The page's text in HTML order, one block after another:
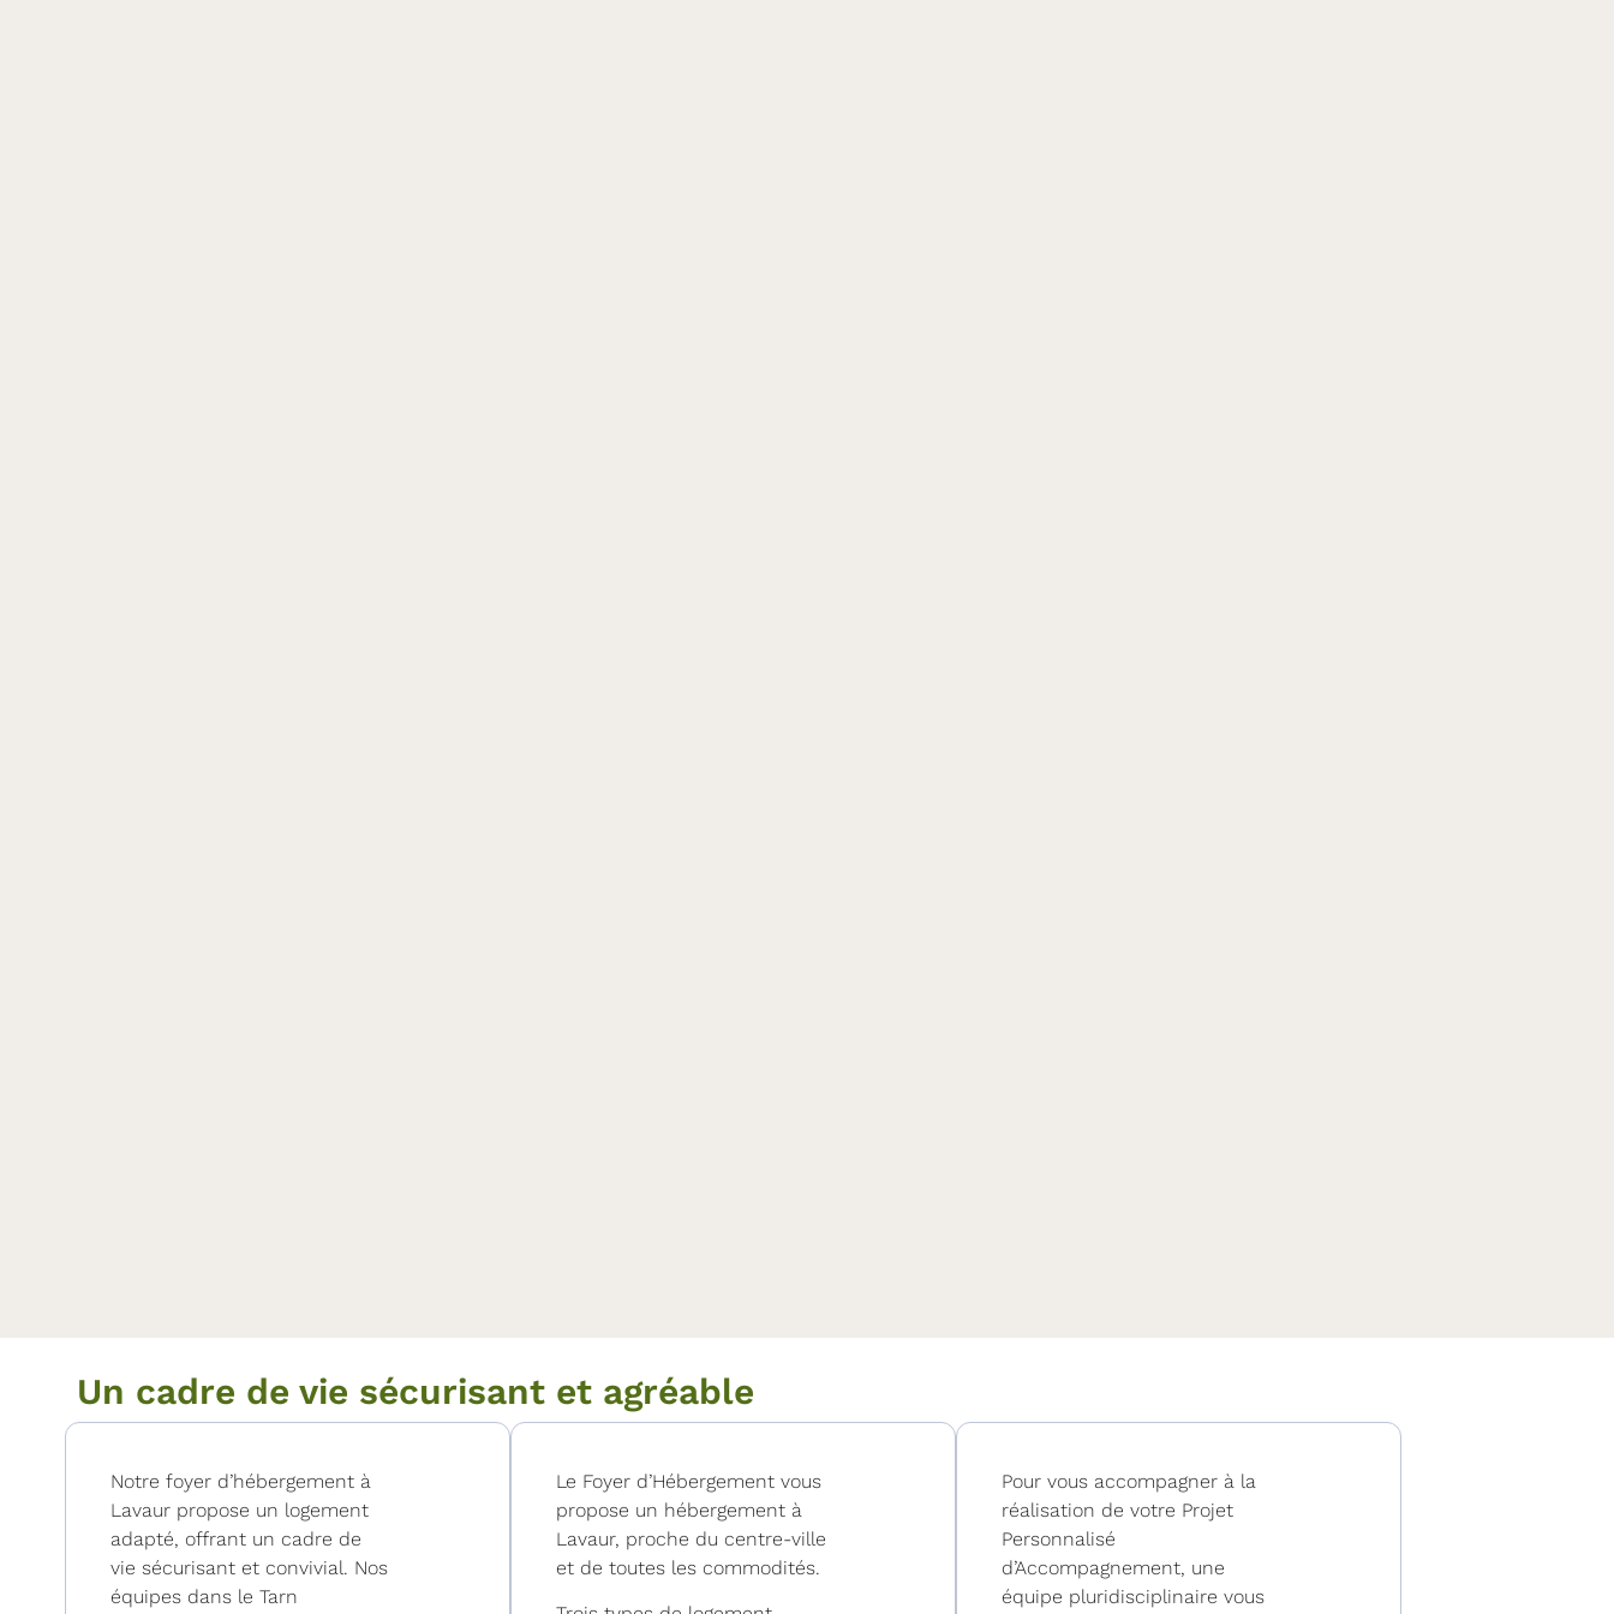
Un cadre de vie sécurisant et agréable
Notre foyer d’hébergement à
Lavaur propose un logement
adapté, offrant un cadre de
vie sécurisant et convivial. Nos
équipes dans le Tarn
Le Foyer d’Hébergement vous
propose un hébergement à
Lavaur, proche du centre-ville
et de toutes les commodités.
Pour vous accompagner à la
réalisation de votre Projet
Personnalisé
d’Accompagnement, une
équipe pluridisciplinaire vous